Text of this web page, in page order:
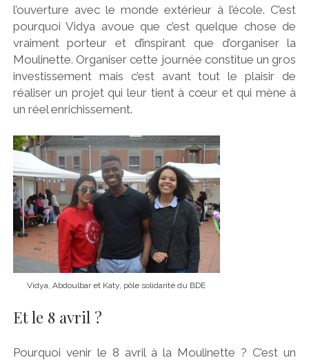
l’ouverture avec le monde extérieur à l’école. C’est
pourquoi Vidya avoue que c’est quelque chose de
vraiment porteur et d’inspirant que d’organiser la
Moulinette. Organiser cette journée constitue un gros
investissement mais c’est avant tout le plaisir de
réaliser un projet qui leur tient à cœur et qui mène à
un réel enrichissement.
Vidya, Abdoulbar et Katy, pôle solidarité du BDE
Et le 8 avril ?
Pourquoi venir le 8 avril à la Moulinette ? C’est un